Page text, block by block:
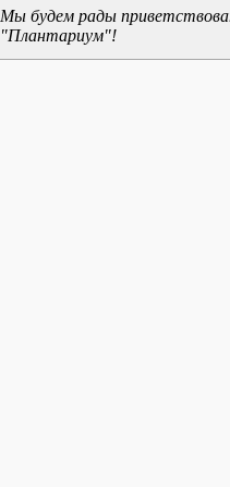
Мы будем рады
"Плантариум"!